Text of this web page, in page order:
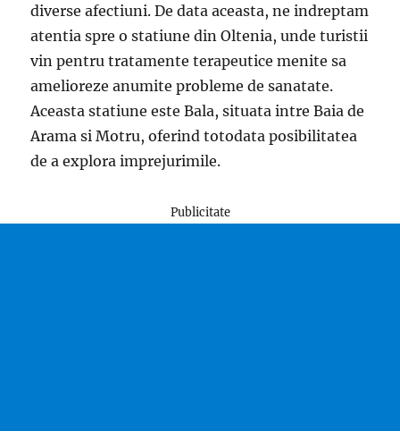
diverse afectiuni. De data aceasta, ne indreptam
atentia spre o statiune din Oltenia, unde turistii
vin pentru tratamente terapeutice menite sa
amelioreze anumite probleme de sanatate.
Aceasta statiune este Bala, situata intre Baia de
Arama si Motru, oferind totodata posibilitatea
de a explora imprejurimile.
Publicitate